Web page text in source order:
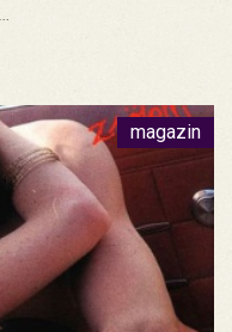
magazin